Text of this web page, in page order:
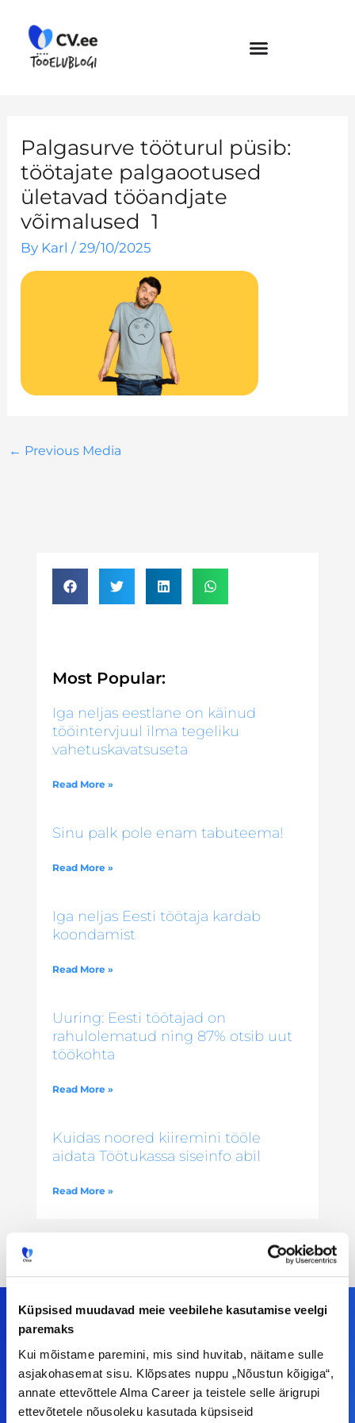
Küpsised muudavad meie veebilehe kasutamise veelgi
paremaks
Kui mõistame paremini, mis sind huvitab, näitame sulle
asjakohasemat sisu. Klõpsates nuppu „Nõustun kõigiga“,
annate ettevõttele Alma Career ja teistele selle ärigrupi
ettevõtetele nõusoleku kasutada küpsiseid
content
Palgasurve tööturul püsib:
töötajate palgaootused
ületavad tööandjate
võimalused 1
By Karl/29/10/2025
← Previous Media
Most Popular:
Iga neljas eestlane on käinud
tööintervjuul ilma tegeliku
vahetuskavatsuseta
Read More »
Sinu palk pole enam tabuteema!
Read More »
Iga neljas Eesti töötaja kardab
koondamist
Read More »
Uuring: Eesti töötajad on
rahulolematud ning 87% otsib uut
töökohta
Read More »
Kuidas noored kiiremini tööle
aidata Töötukassa siseinfo abil
Read More »
Meiega leiad!
Tööelublogi.ee lehelt leiad kõik vajaliku, et olla